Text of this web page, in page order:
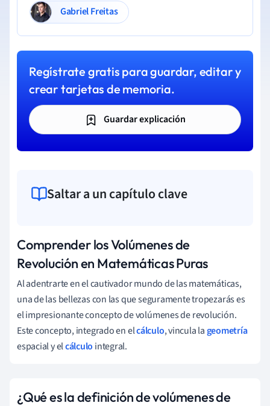
Gabriel Freitas
Regístrate gratis para guardar, editar y
crear tarjetas de memoria.
Guardar explicación
Saltar a un capítulo clave
Comprender los Volúmenes de
Revolución en Matemáticas Puras
Al adentrarte en el cautivador mundo de las matemáticas,
una de las bellezas con las que seguramente tropezarás es
el impresionante concepto de volúmenes de revolución.
Este concepto, integrado en elcálculo, vincula la geometría
espacial y elcálculo integral.
¿Qué es la definición de volúmenes de